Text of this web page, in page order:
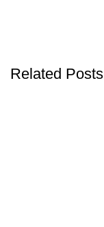
Related Posts